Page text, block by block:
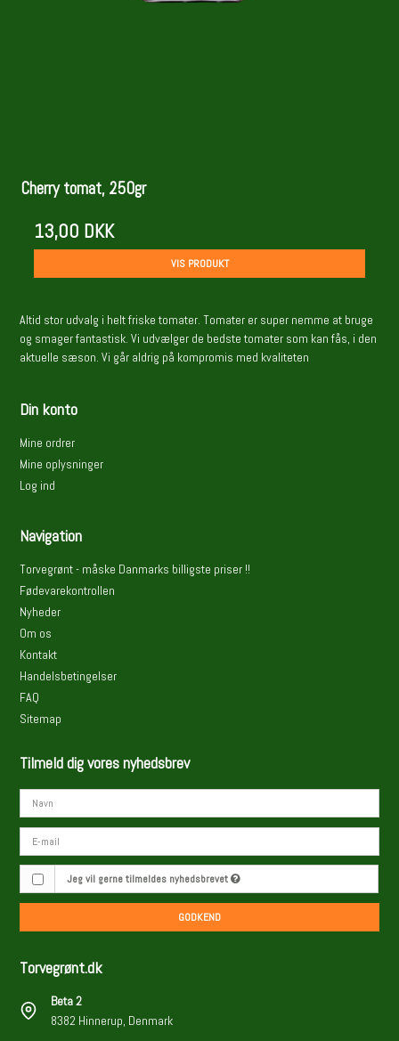
Cherry tomat, 250gr
13,00 DKK
VIS PRODUKT
Altid stor udvalg i helt friske tomater. Tomater er super nemme at bruge
og smager fantastisk. Vi udvælger de bedste tomater som kan fås, i den
aktuelle sæson. Vi går aldrig på kompromis med kvaliteten
Din konto
Mine ordrer
Mine oplysninger
Log ind
Navigation
Torvegrønt - måske Danmarks billigste priser !!
Fødevarekontrollen
Nyheder
Om os
Kontakt
Handelsbetingelser
FAQ
Sitemap
Tilmeld dig vores nyhedsbrev
Jeg vil gerne tilmeldes nyhedsbrevet
GODKEND
Torvegrønt.dk
Beta 2
8382 Hinnerup, Denmark